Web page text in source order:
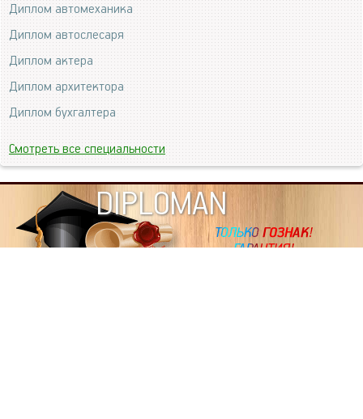
Диплом автомеханика
Диплом автослесаря
Диплом актера
Диплом архитектора
Диплом бухгалтера
Смотреть все специальности
DIPLOMAN